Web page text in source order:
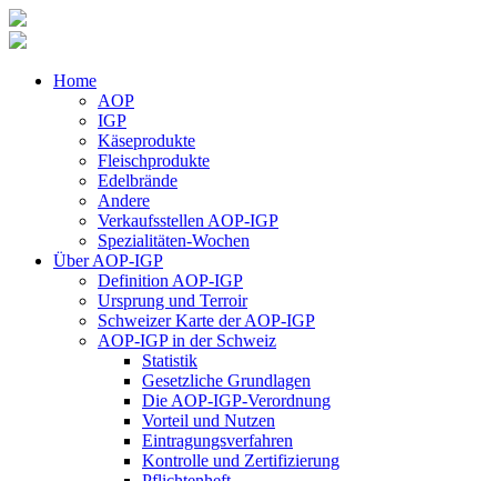
Home
AOP
IGP
Käseprodukte
Fleischprodukte
Edelbrände
Andere
Verkaufsstellen AOP-IGP
Spezialitäten-Wochen
Über AOP-IGP
Definition AOP-IGP
Ursprung und Terroir
Schweizer Karte der AOP-IGP
AOP-IGP in der Schweiz
Statistik
Gesetzliche Grundlagen
Die AOP-IGP-Verordnung
Vorteil und Nutzen
Eintragungsverfahren
Kontrolle und Zertifizierung